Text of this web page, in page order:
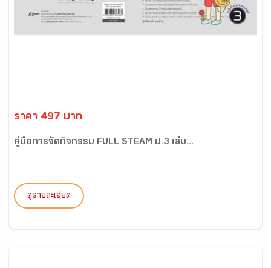
ราคา 497 บาท
คู่มือการจัดกิจกรรม FULL STEAM ป.3 เล่ม...
ดูรายละเอียด